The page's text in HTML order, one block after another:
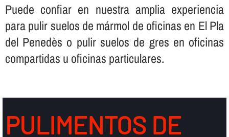
Puede confiar en nuestra amplia experiencia
para pulir suelos de mármol de oficinas en El Pla
del Penedès o pulir suelos de gres en oficinas
compartidas u oficinas particulares.
PULIMENTOS DE